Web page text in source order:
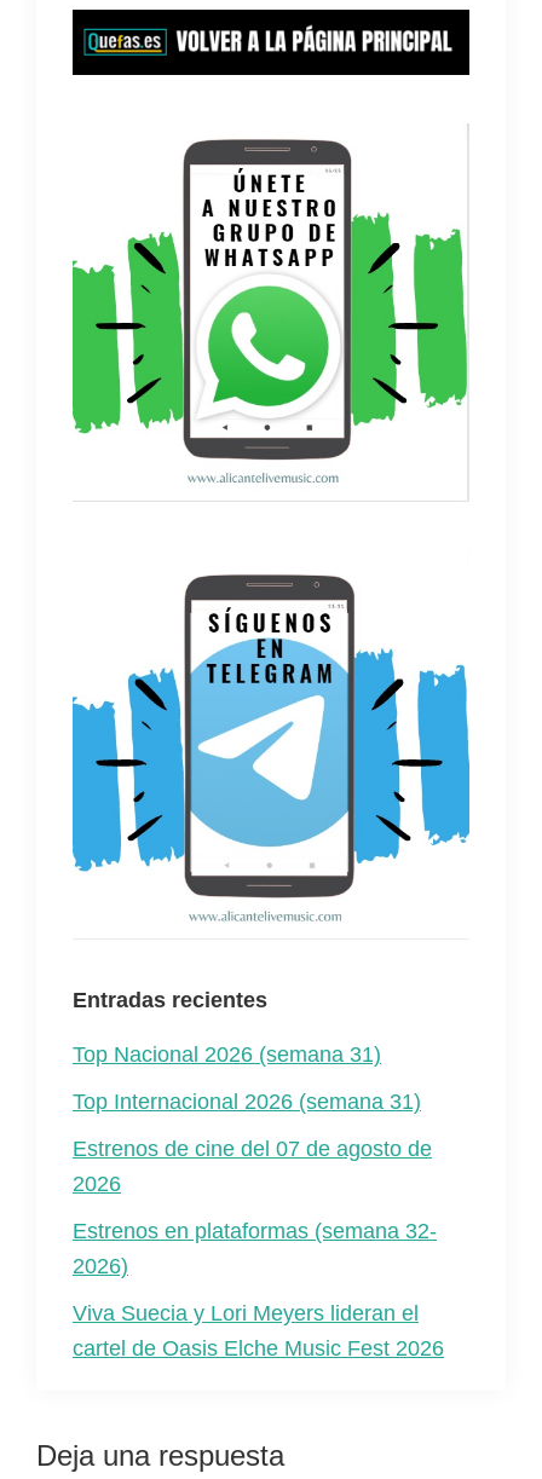
Entradas recientes
Top Nacional 2026 (semana 31)
Top Internacional 2026 (semana 31)
Estrenos de cine del 07 de agosto de
2026
Estrenos en plataformas (semana 32-
2026)
Viva Suecia y Lori Meyers lideran el
cartel de Oasis Elche Music Fest 2026
Interacciones
Deja una respuesta